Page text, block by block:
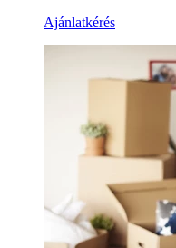
Ajánlatkérés